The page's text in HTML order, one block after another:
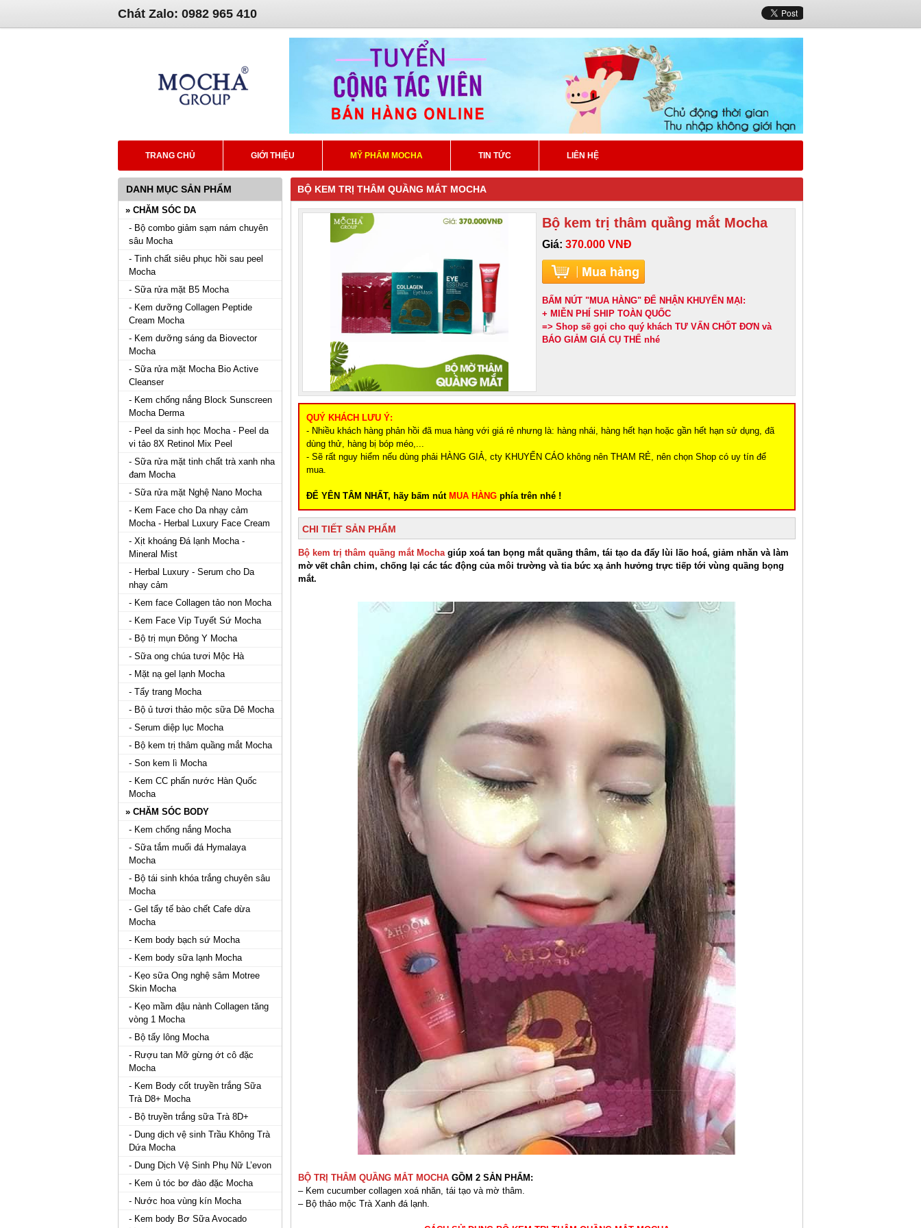
Chát Zalo: 0982 965 410
TRANG CHỦ GIỚI THIỆU MỸ PHẨM MOCHA TIN TỨC LIÊN HỆ
DANH MỤC SẢN PHẨM
» CHĂM SÓC DA
- Bộ combo giảm sạm nám chuyên
sâu Mocha
- Tinh chất siêu phục hồi sau peel
Mocha
- Sữa rửa mặt B5 Mocha
- Kem dưỡng Collagen Peptide
Cream Mocha
- Kem dưỡng sáng da Biovector
Mocha
- Sữa rửa mặt Mocha Bio Active
Cleanser
- Kem chống nắng Block Sunscreen
Mocha Derma
- Peel da sinh học Mocha - Peel da
vi tảo 8X Retinol Mix Peel
- Sữa rửa mặt tinh chất trà xanh nha
đam Mocha
- Sữa rửa mặt Nghệ Nano Mocha
- Kem Face cho Da nhạy cảm
Mocha - Herbal Luxury Face Cream
- Xịt khoáng Đá lạnh Mocha -
Mineral Mist
- Herbal Luxury - Serum cho Da
nhạy cảm
- Kem face Collagen tảo non Mocha
- Kem Face Vip Tuyết Sứ Mocha
- Bộ trị mụn Đông Y Mocha
- Sữa ong chúa tươi Mộc Hà
- Mặt nạ gel lạnh Mocha
- Tẩy trang Mocha
- Bộ ủ tươi thảo mộc sữa Dê Mocha
- Serum diệp lục Mocha
- Bộ kem trị thâm quầng mắt Mocha
- Son kem lì Mocha
- Kem CC phấn nước Hàn Quốc
Mocha
» CHĂM SÓC BODY
- Kem chống nắng Mocha
- Sữa tắm muối đá Hymalaya
Mocha
- Bộ tái sinh khóa trắng chuyên sâu
Mocha
- Gel tẩy tế bào chết Cafe dừa
Mocha
- Kem body bạch sứ Mocha
- Kem body sữa lạnh Mocha
- Kẹo sữa Ong nghệ sâm Motree
Skin Mocha
- Kẹo mầm đậu nành Collagen tăng
vòng 1 Mocha
- Bộ tẩy lông Mocha
- Rượu tan Mỡ gừng ớt cô đặc
Mocha
- Kem Body cốt truyền trắng Sữa
Trà D8+ Mocha
- Bộ truyền trắng sữa Trà 8D+
- Dung dịch vệ sinh Trầu Không Trà
Dứa Mocha
- Dung Dịch Vệ Sinh Phụ Nữ L’evon
- Kem ủ tóc bơ đào đặc Mocha
- Nước hoa vùng kín Mocha
- Kem body Bơ Sữa Avocado
BỘ KEM TRỊ THÂM QUẦNG MẮT MOCHA
Bộ kem trị thâm quầng mắt Mocha
Giá: 370.000 VNĐ
BẤM NÚT "MUA HÀNG" ĐỂ NHẬN KHUYẾN MẠI:
+ MIỄN PHÍ SHIP TOÀN QUỐC
=> Shop sẽ gọi cho quý khách TƯ VẤN CHỐT ĐƠN và
BÁO GIẢM GIÁ CỤ THỂ nhé
QUÝ KHÁCH LƯU Ý:
- Nhiều khách hàng phản hồi đã mua hàng với giá rẻ nhưng là: hàng nhái, hàng hết hạn hoặc gần hết hạn sử dụng, đã
dùng thử, hàng bị bóp méo,...
- Sẽ rất nguy hiểm nếu dùng phải HÀNG GIẢ, cty KHUYẾN CÁO không nên THAM RẺ, nên chọn Shop có uy tín để
mua.
ĐỂ YÊN TÂM NHẤT, hãy bấm nút MUA HÀNG phía trên nhé !
CHI TIẾT SẢN PHẨM
Bộ kem trị thâm quầng mắt Mochagiúp xoá tan bọng mắt quầng thâm, tái tạo da đẩy lùi lão hoá, giảm nhăn và làm
mờ vết chân chim, chống lại các tác động của môi trường và tia bức xạ ảnh hưởng trực tiếp tới vùng quầng bọng
mắt.
BỘ TRỊ THÂM QUẦNG MẮT MOCHA GỒM 2 SẢN PHẨM:
– Kem cucumber collagen xoá nhăn, tái tạo và mờ thâm.
– Bộ thảo mộc Trà Xanh đá lạnh.